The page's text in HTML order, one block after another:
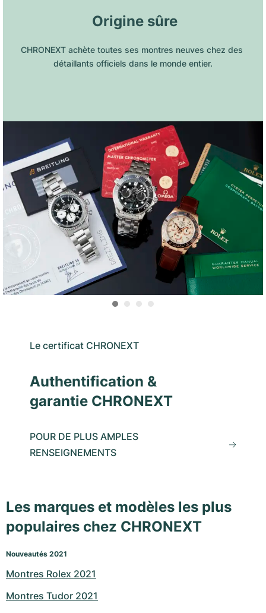
Origine sûre
CHRONEXT achète toutes ses montres neuves chez des
détaillants officiels dans le monde entier.
Le certificat CHRONEXT
Authentification &
garantie CHRONEXT
POUR DE PLUS AMPLES
RENSEIGNEMENTS
Les marques et modèles les plus
populaires chez CHRONEXT
Nouveautés 2021
Montres Rolex 2021
Montres Tudor 2021